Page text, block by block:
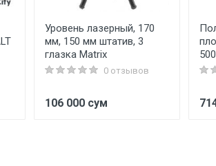
Уровень лазерный, 170
мм, 150 мм штатив, 3
глазка Matrix
0 отзывов
106 000 сум